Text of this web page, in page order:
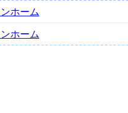
ホーム
ホーム